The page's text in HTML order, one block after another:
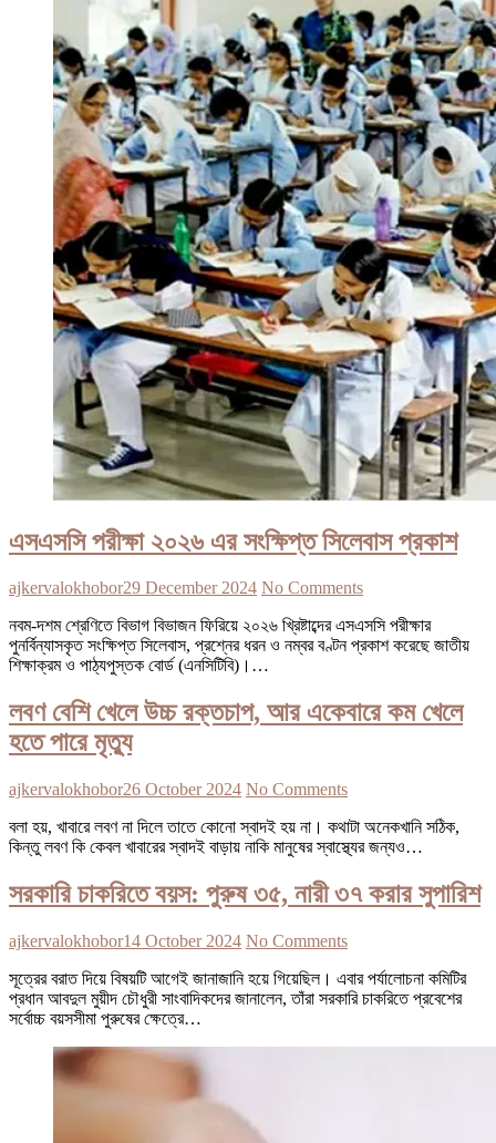
এসএসসি পরীক্ষা ২০২৬ এর সংক্ষিপ্ত সিলেবাস প্রকাশ
ajkervalokhobor29 December 2024 No Comments
নবম-দশম শ্রেণিতে বিভাগ বিভাজন ফিরিয়ে ২০২৬ খ্রিষ্টাব্দের এসএসসি পরীক্ষার
পুনর্বিন্যাসকৃত সংক্ষিপ্ত সিলেবাস, প্রশ্নের ধরন ও নম্বর বণ্টন প্রকাশ করেছে জাতীয়
শিক্ষাক্রম ও পাঠ্যপুস্তক বোর্ড (এনসিটিবি)।…
লবণ বেশি খেলে উচ্চ রক্তচাপ, আর একেবারে কম খেলে
হতে পারে মৃত্যু
ajkervalokhobor26 October 2024 No Comments
বলা হয়, খাবারে লবণ না দিলে তাতে কোনো স্বাদই হয় না। কথাটা অনেকখানি সঠিক,
কিন্তু লবণ কি কেবল খাবারের স্বাদই বাড়ায় নাকি মানুষের স্বাস্থ্যের জন্যও…
সরকারি চাকরিতে বয়স: পুরুষ ৩৫, নারী ৩৭ করার সুপারিশ
ajkervalokhobor14 October 2024 No Comments
সূত্রের বরাত দিয়ে বিষয়টি আগেই জানাজানি হয়ে গিয়েছিল। এবার পর্যালোচনা কমিটির
প্রধান আবদুল মুয়ীদ চৌধুরী সাংবাদিকদের জানালেন, তাঁরা সরকারি চাকরিতে প্রবেশের
সর্বোচ্চ বয়সসীমা পুরুষের ক্ষেত্রে…